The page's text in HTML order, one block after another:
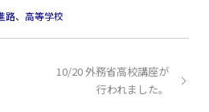
路、高等学校
10/20 外務省高校講座が
行われました。